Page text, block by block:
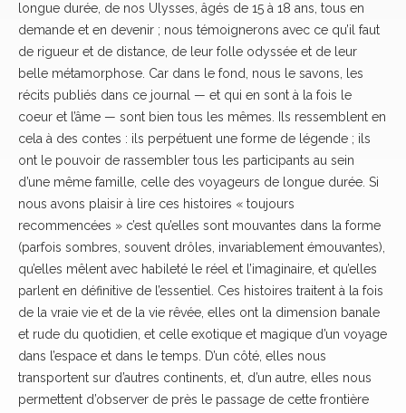
longue durée, de nos Ulysses, âgés de 15 à 18 ans, tous en
demande et en devenir ; nous témoignerons avec ce qu’il faut
de rigueur et de distance, de leur folle odyssée et de leur
belle métamorphose. Car dans le fond, nous le savons, les
récits publiés dans ce journal — et qui en sont à la fois le
coeur et l’âme — sont bien tous les mêmes. Ils ressemblent en
cela à des contes : ils perpétuent une forme de légende ; ils
ont le pouvoir de rassembler tous les participants au sein
d’une même famille, celle des voyageurs de longue durée. Si
nous avons plaisir à lire ces histoires « toujours
recommencées » c’est qu’elles sont mouvantes dans la forme
(parfois sombres, souvent drôles, invariablement émouvantes),
qu’elles mêlent avec habileté le réel et l’imaginaire, et qu’elles
parlent en définitive de l’essentiel. Ces histoires traitent à la fois
de la vraie vie et de la vie rêvée, elles ont la dimension banale
et rude du quotidien, et celle exotique et magique d’un voyage
dans l’espace et dans le temps. D’un côté, elles nous
transportent sur d’autres continents, et, d’un autre, elles nous
permettent d’observer de près le passage de cette frontière